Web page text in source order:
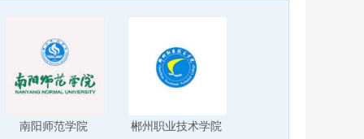
南阳师范学院 郴州职业技术学院